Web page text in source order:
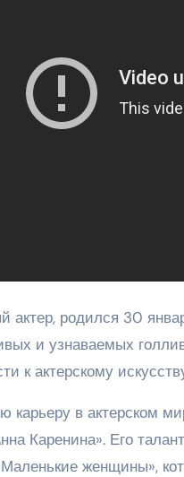
актер, родился 30
и узнаваемых
к актерскому
карьеру в актерском
Каренина». Его
женщины»,